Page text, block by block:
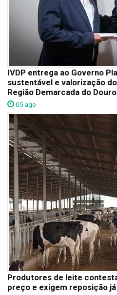
IVDP entrega ao Governo
sustentável e valorização
Região Demarcada do Douro
05 ago
Produtores de leite
preço e exigem reposição